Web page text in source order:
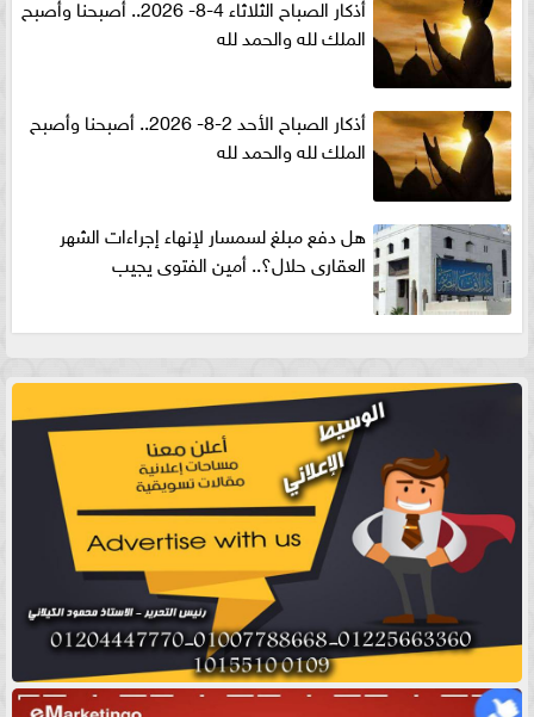
أذكار الصباح الثلاثاء 4-8- 2026.. أصبحنا وأصبح
الملك لله والحمد لله
أذكار الصباح الأحد 2-8- 2026.. أصبحنا وأصبح
الملك لله والحمد لله
هل دفع مبلغ لسمسار لإنهاء إجراءات الشهر
العقارى حلال؟.. أمين الفتوى يجيب